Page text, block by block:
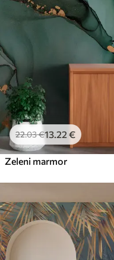
Premium vinil
/m²
Peel and Stick
81.67
22.03€13 .22 €
Zeleni marmor